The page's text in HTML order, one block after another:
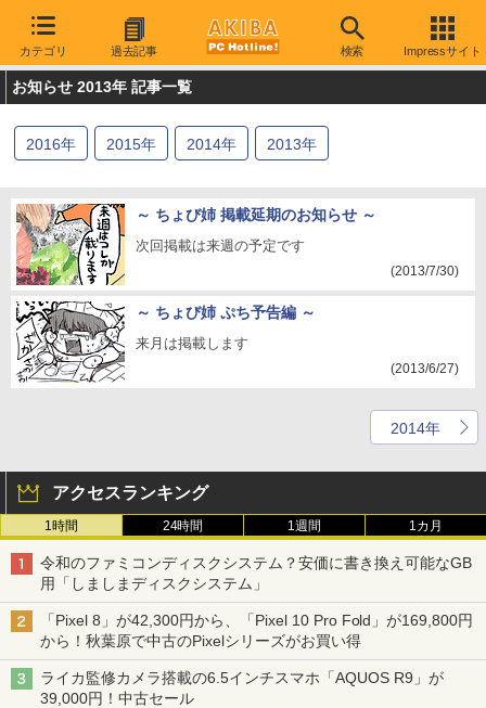
カテゴリ 過去記事 検索 Impressサイト
お知らせ 2013年 記事一覧
2016年 2015年 2014年 2013年
～ ちょび姉 掲載延期のお知らせ ～
次回掲載は来週の予定です
(2013/7/30)
～ ちょび姉 ぷち予告編 ～
来月は掲載します
(2013/6/27)
2014年
アクセスランキング
1時間 24時間 1週間 1カ月
令和のファミコンディスクシステム？安価に書き換え可能なGB
用「しましまディスクシステム」
「Pixel 8」が42,300円から、「Pixel 10 Pro Fold」が169,800円
から！秋葉原で中古のPixelシリーズがお買い得
ライカ監修カメラ搭載の6.5インチスマホ「AQUOS R9」が
39,000円！中古セール